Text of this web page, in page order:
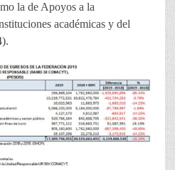
la de Apoyos a la
académicas y del